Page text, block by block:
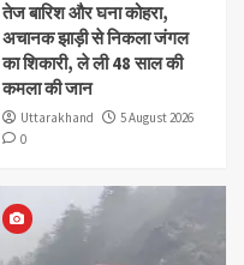
तेज बारिश और घना कोहरा,
अचानक झाड़ी से निकला जंगल
का शिकारी, ले ली 48 साल की
कमला की जान
Uttarakhand
5 August 2026
0